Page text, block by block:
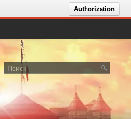
Authorization